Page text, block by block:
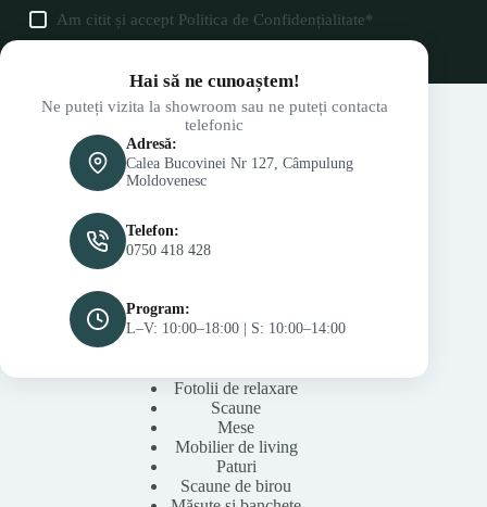
Am citit și accept Politica de Confidențialitate*
Hai să ne cunoaștem!
Ne puteți vizita la showroom sau ne puteți contacta
telefonic
Adresă:
Calea Bucovinei Nr 127, Câmpulung
Moldovenesc
Telefon:
0750 418 428
Program:
L–V: 10:00–18:00 | S: 10:00–14:00
Fotolii de relaxare
Scaune
Mese
Mobilier de living
Paturi
Scaune de birou